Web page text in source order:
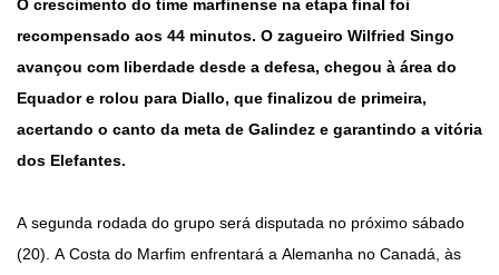
O crescimento do time marfinense na etapa final foi
recompensado aos 44 minutos. O zagueiro Wilfried Singo
avançou com liberdade desde a defesa, chegou à área do
Equador e rolou para Diallo, que finalizou de primeira,
acertando o canto da meta de Galindez e garantindo a vitória
dos Elefantes.
A segunda rodada do grupo será disputada no próximo sábado
(20). A Costa do Marfim enfrentará a Alemanha no Canadá, às